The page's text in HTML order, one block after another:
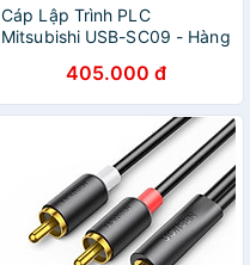
Cáp Lập Trình PLC
Mitsubishi USB-SC09 - Hàng
405.000 đ